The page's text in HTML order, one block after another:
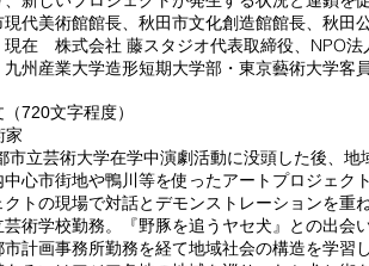
代美術館館長、秋田市文化創造館館長、秋田
現在 株式会社 藤スタジオ代表取締役、 NPO法
州産業大学造形短期大学部・東京藝術大学客
720文字程度）
家
市立芸術大学在学中演劇活動に没頭した後、
心市街地や鴨川等を使ったアートプロジェク
トの現場で対話とデモンストレーションを重
術学校勤務。『野豚を追うヤセ犬』との出会
計画事務所勤務を経て地域社会の構造を学習